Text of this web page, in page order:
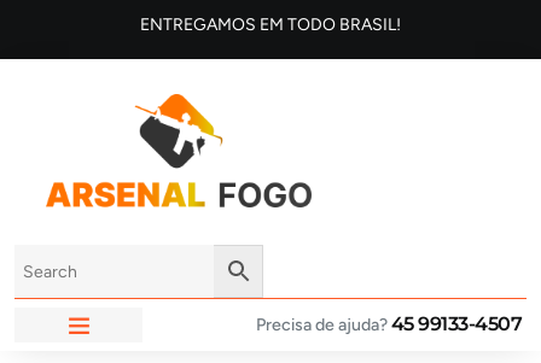
ENTREGAMOS EM TODO BRASIL!
Precisa de ajuda?45 99133-4507